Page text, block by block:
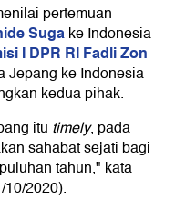
pertemuan
Sugake Indonesia
I DPR RI Fadli Zon
Jepang ke Indonesia
kedua pihak.
itu timely, pada
sahabat sejati bagi
tahun," kata
2020).